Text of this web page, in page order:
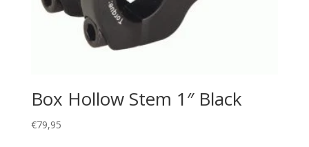
Box Hollow Stem 1″ Black
€79,95